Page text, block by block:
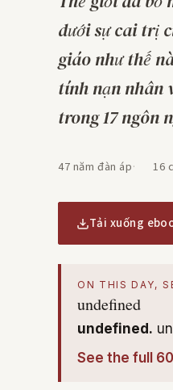
dưới sự cai trị
giáo như thế
tính nạn nhân
trong 17 ngôn
47 năm đàn áp 16
Tải xuống
ON THIS DAY,
undefined
undefined.
See the full